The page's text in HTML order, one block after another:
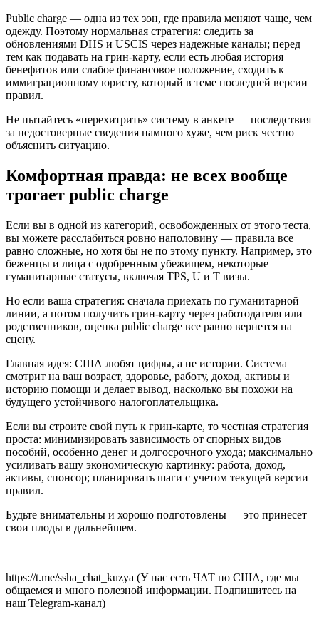
Public charge — одна из тех зон, где правила меняют чаще, чем
одежду. Поэтому нормальная стратегия: следить за
обновлениями DHS и USCIS через надежные каналы; перед
тем как подавать на грин-карту, если есть любая история
бенефитов или слабое финансовое положение, сходить к
иммиграционному юристу, который в теме последней версии
правил.
Не пытайтесь «перехитрить» систему в анкете — последствия
за недостоверные сведения намного хуже, чем риск честно
объяснить ситуацию.
Комфортная правда: не всех вообще
трогает public charge
Если вы в одной из категорий, освобожденных от этого теста,
вы можете расслабиться ровно наполовину — правила все
равно сложные, но хотя бы не по этому пункту. Например, это
беженцы и лица с одобренным убежищем, некоторые
гуманитарные статусы, включая TPS, U и T визы.
Но если ваша стратегия: сначала приехать по гуманитарной
линии, а потом получить грин-карту через работодателя или
родственников, оценка public charge все равно вернется на
сцену.
Главная идея: США любят цифры, а не истории. Система
смотрит на ваш возраст, здоровье, работу, доход, активы и
историю помощи и делает вывод, насколько вы похожи на
будущего устойчивого налогоплательщика.
Если вы строите свой путь к грин-карте, то честная стратегия
проста: минимизировать зависимость от спорных видов
пособий, особенно денег и долгосрочного ухода; максимально
усиливать вашу экономическую картинку: работа, доход,
активы, спонсор; планировать шаги с учетом текущей версии
правил.
Будьте внимательны и хорошо подготовлены — это принесет
свои плоды в дальнейшем.
https://t.me/ssha_chat_kuzya (У нас есть ЧАТ по США, где мы
общаемся и много полезной информации. Подпишитесь на
наш Telegram-канал)